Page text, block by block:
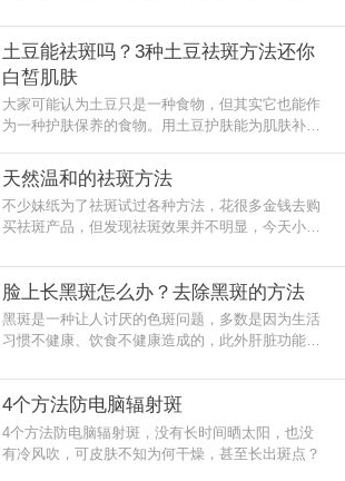
期的祛斑工作。
土豆能祛斑吗？3种土豆祛斑方法还你
白皙肌肤
大家可能认为土豆只是一种食物，但其实它也能作
为一种护肤保养的食物。用土豆护肤能为肌肤补充
等功效
天然温和的祛斑方法
不少妹纸为了祛斑试过各种方法，花很多金钱去购
买祛斑产品，但发现祛斑效果并不明显，今天小编
的你往下看看吧!
脸上长黑斑怎么办？去除黑斑的方法
黑斑是一种让人讨厌的色斑问题，多数是因为生活
习惯不健康、饮食不健康造成的，此外肝脏功能减
4个方法防电脑辐射斑
4个方法防电脑辐射斑，没有长时间晒太阳，也没
有冷风吹，可皮肤不知为何干燥，甚至长出斑点？